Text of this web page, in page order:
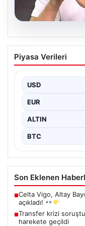
Transfer
Burhan Can
Piyasa Verileri
USD
EUR
ALTIN
BTC
Son Eklenen
■Celta Vigo, Altay
açıkladı!
■Transfer krizi
harekete geçildi